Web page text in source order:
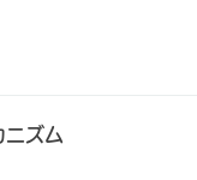
ニズム